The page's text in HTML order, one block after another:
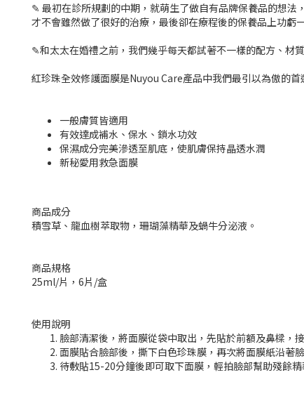
✎ 最初在診所規劃的中期，就萌生了做自有品牌保養品的想法
才不會雖然做了很好的治療，最後卻在療程後的保養品上功虧
✎和太太在婚禮之前，我們幾乎每天都試著不一樣的配方、材
紅珍珠全效修護面膜是Nuyou Care產品中我們最引以為傲的
一般膚質皆適用
有效達成補水、保水、鎖水功效
保濕成分完美滲透至肌底，使肌膚保持晶透水潤
新秘愛用救急面膜
商品成分
積雪草、龍血樹萃取物，珊瑚藻精華及蝸牛分泌液。
商品規格
25ml/片，6片/盒
使用說明
臉部清潔後，將面膜從袋中取出，先貼於前額及鼻樑，
面膜貼合臉部後，撕下白色珍珠膜，再次將面膜紙沿著
待敷貼15-20分鐘後即可取下面膜，輕拍臉部幫助殘餘精